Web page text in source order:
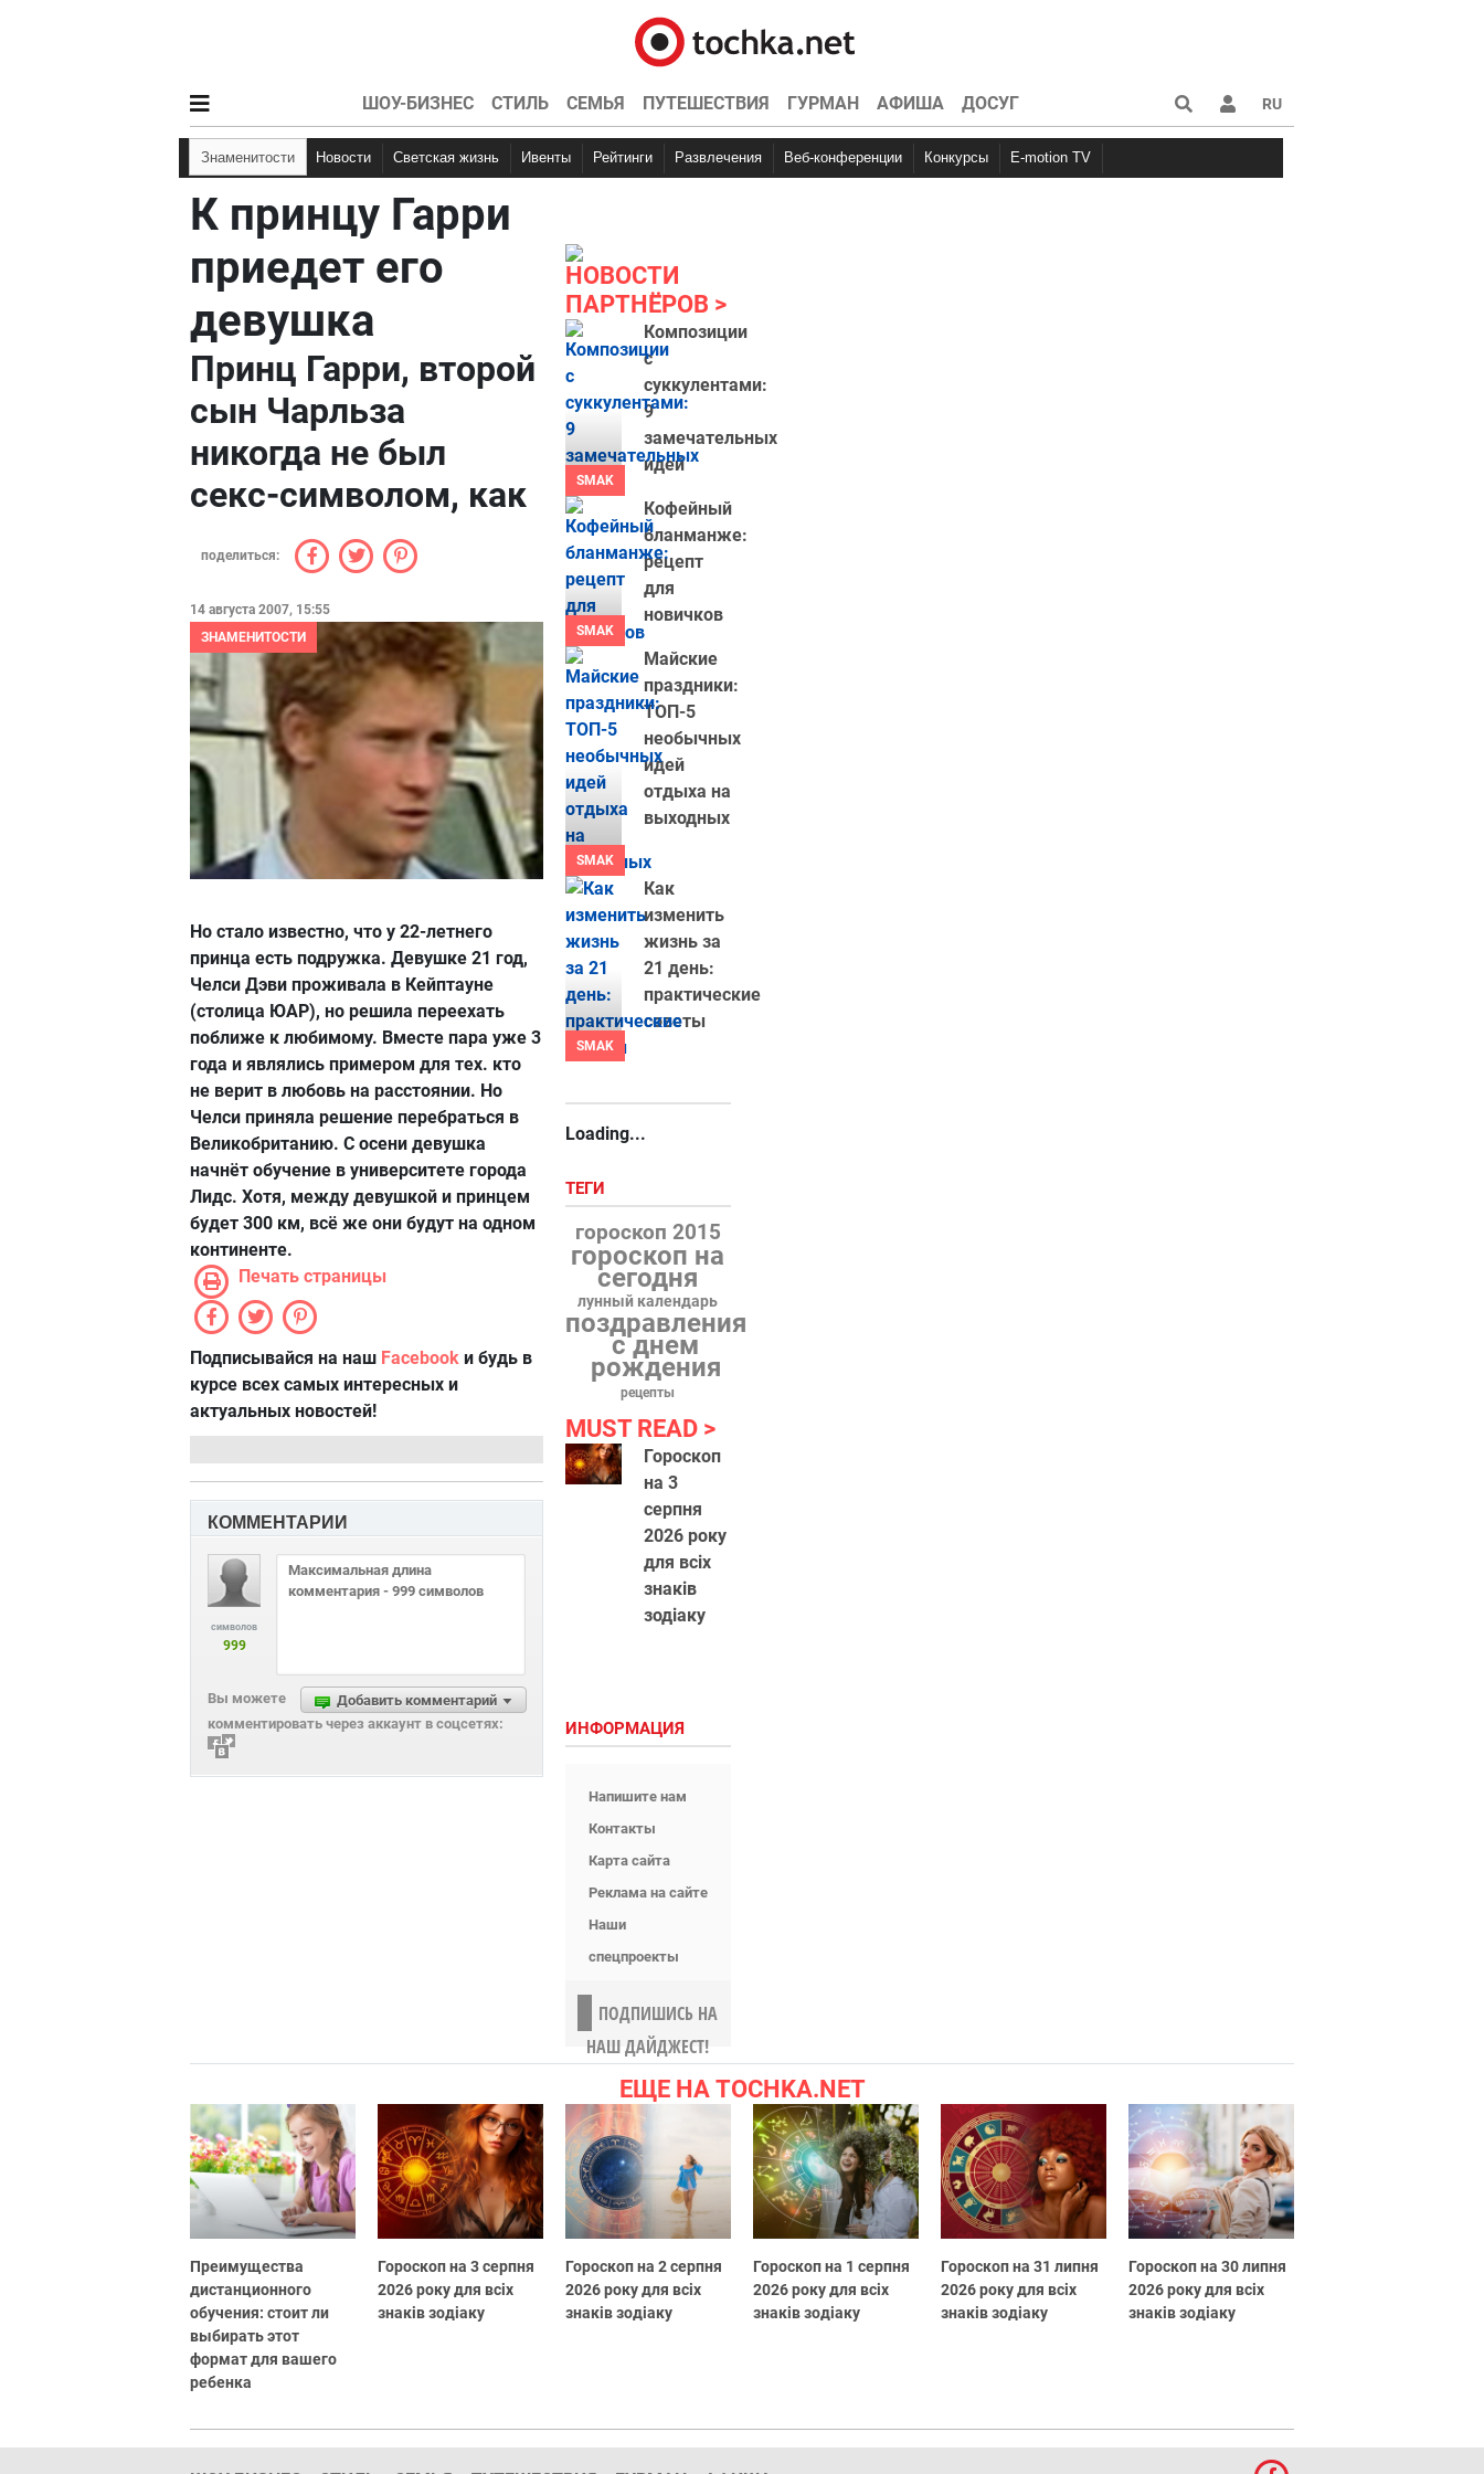
ШОУ-БИЗНЕС СТИЛЬ СЕМЬЯ ПУТЕШЕСТВИЯ ГУРМАН АФИША ДОСУГ RU
Знаменитости Новости Светская жизнь Ивенты Рейтинги Развлечения Веб-конференции Конкурсы E-motion TV
К принцу Гарри
приедет его
девушка
Принц Гарри, второй
сын Чарльза
никогда не был
секс-символом, как
поделиться:
14 августа 2007, 15:55
ЗНАМЕНИТОСТИ
Но стало известно, что у 22-летнего
принца есть подружка. Девушке 21 год,
Челси Дэви проживала в Кейптауне
(столица ЮАР), но решила переехать
поближе к любимому. Вместе пара уже 3
года и являлись примером для тех. кто
не верит в любовь на расстоянии. Но
Челси приняла решение перебраться в
Великобританию. С осени девушка
начнёт обучение в университете города
Лидс. Хотя, между девушкой и принцем
будет 300 км, всё же они будут на одном
континенте.
Печать страницы
Подписывайся на наш Facebook и будь в
курсе всех самых интересных и
актуальных новостей!
КОММЕНТАРИИ
символов
999
Добавить комментарий
Вы можете
комментировать через аккаунт в соцсетях:
НОВОСТИ
ПАРТНЁРОВ
SMAK
Композиции
с
суккулентами:
9
замечательных
идей
SMAK
Кофейный
бланманже:
рецепт
для
новичков
SMAK
Майские
праздники:
ТОП-5
необычных
идей
отдыха на
выходных
SMAK
Как
изменить
жизнь за
21 день:
практические
советы
Loading...
ТЕГИ
гороскоп 2015
гороскоп на
сегодня
лунный календарь
поздравления
с днем
рождения
рецепты
MUST READ
Гороскоп
на 3
серпня
2026 року
для всіх
знаків
зодіаку
ИНФОРМАЦИЯ
Напишите нам
Контакты
Карта сайта
Реклама на сайте
Наши
спецпроекты
ПОДПИШИСЬ НА
НАШ ДАЙДЖЕСТ!
ЕЩЕ НА TOCHKA.NET
Преимущества
дистанционного
обучения: стоит ли
выбирать этот
формат для вашего
ребенка
Гороскоп на 3 серпня
2026 року для всіх
знаків зодіаку
Гороскоп на 2 серпня
2026 року для всіх
знаків зодіаку
Гороскоп на 1 серпня
2026 року для всіх
знаків зодіаку
Гороскоп на 31 липня
2026 року для всіх
знаків зодіаку
Гороскоп на 30 липня
2026 року для всіх
знаків зодіаку